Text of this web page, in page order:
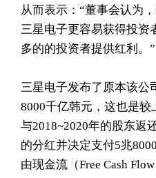
从而表示：“董事会认为
三星电子更容易获得投资
多的的投资者提供红利。”
三星电子发布了原本该公
8000千亿韩元，这也是较
与2018~2020年的股东返
的分红并决定支付5兆
由现金流（Free Cash